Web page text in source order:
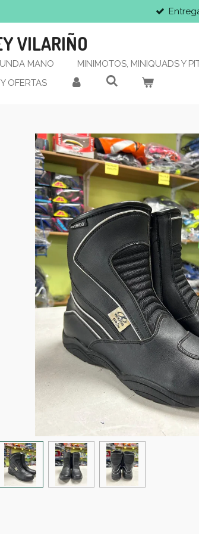
VILARIÑO
MANO MINIMOTOS, MINIQUADS Y
OFERTAS